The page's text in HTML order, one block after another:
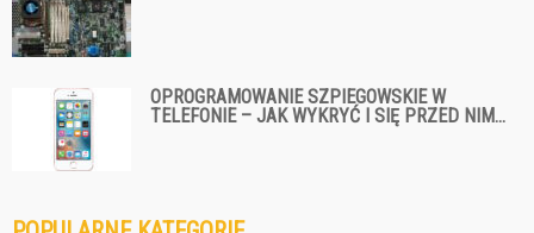
OPROGRAMOWANIE SZPIEGOWSKIE W
TELEFONIE – JAK WYKRYĆ I SIĘ PRZED NIM...